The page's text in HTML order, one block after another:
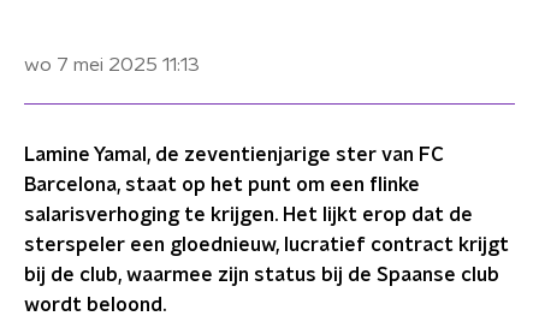
wo 7 mei 2025 11:13
Lamine Yamal, de zeventienjarige ster van FC
Barcelona, staat op het punt om een flinke
salarisverhoging te krijgen. Het lijkt erop dat de
sterspeler een gloednieuw, lucratief contract krijgt
bij de club, waarmee zijn status bij de Spaanse club
wordt beloond.